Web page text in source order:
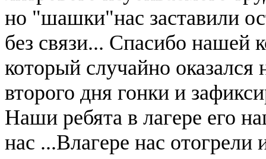
но "шашки"нас заставили
без связи... Спасибо нашей
который случайно оказался
второго дня гонки и
Наши ребята в лагере его
нас ...Влагере нас